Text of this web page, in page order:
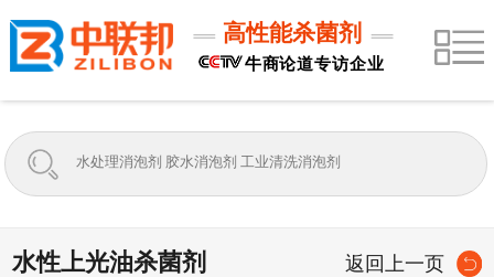
高性能杀菌剂
牛商论道专访企业
水性上光油杀菌剂 返回上一页